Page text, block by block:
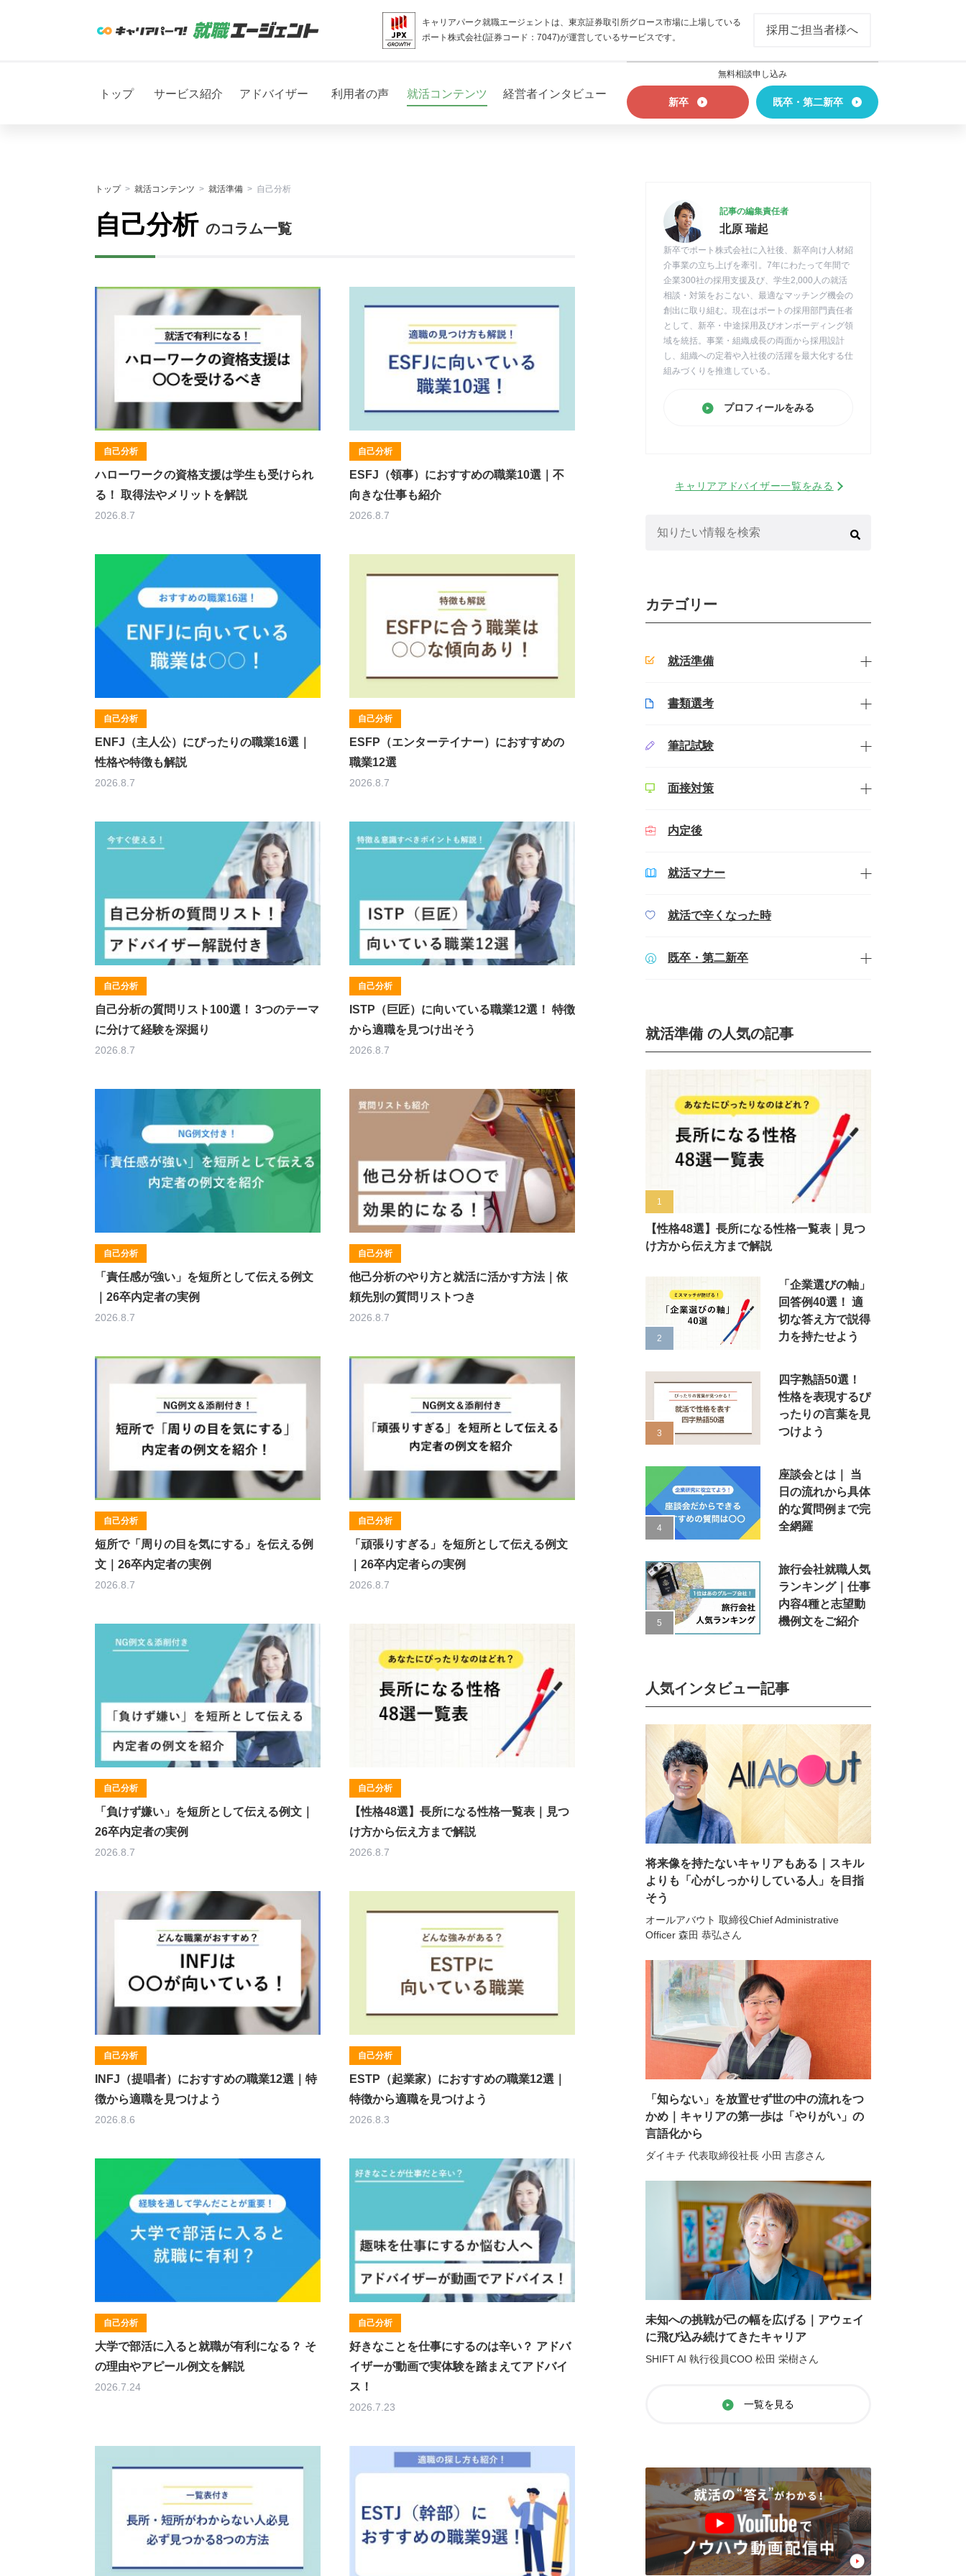
キャリアパーク就職エージェントは、東京証券取引所グロース市場に上場している
ポート株式会社(証券コード：7047)が運営しているサービスです。
採用ご担当者様へ
トップ サービス紹介 アドバイザー 利用者の声 就活コンテンツ 経営者インタビュー
無料相談申し込み
新卒 既卒・第二新卒
トップ 就活コンテンツ 就活準備 自己分析
自己分析 のコラム一覧
自己分析
ハローワークの資格支援は学生も受けられ
る！ 取得法やメリットを解説
2026.8.7
自己分析
ESFJ（領事）におすすめの職業10選｜不
向きな仕事も紹介
2026.8.7
自己分析
ENFJ（主人公）にぴったりの職業16選｜
性格や特徴も解説
2026.8.7
自己分析
ESFP（エンターテイナー）におすすめの
職業12選
2026.8.7
自己分析
自己分析の質問リスト100選！ 3つのテーマ
に分けて経験を深掘り
2026.8.7
自己分析
ISTP（巨匠）に向いている職業12選！ 特徴
から適職を見つけ出そう
2026.8.7
自己分析
「責任感が強い」を短所として伝える例文
｜26卒内定者の実例
2026.8.7
自己分析
他己分析のやり方と就活に活かす方法｜依
頼先別の質問リストつき
2026.8.7
自己分析
短所で「周りの目を気にする」を伝える例
文｜26卒内定者の実例
2026.8.7
自己分析
「頑張りすぎる」を短所として伝える例文
｜26卒内定者らの実例
2026.8.7
自己分析
「負けず嫌い」を短所として伝える例文｜
26卒内定者の実例
2026.8.7
自己分析
【性格48選】長所になる性格一覧表｜見つ
け方から伝え方まで解説
2026.8.7
自己分析
INFJ（提唱者）におすすめの職業12選｜特
徴から適職を見つけよう
2026.8.6
自己分析
ESTP（起業家）におすすめの職業12選｜
特徴から適職を見つけよう
2026.8.3
自己分析
大学で部活に入ると就職が有利になる？ そ
の理由やアピール例文を解説
2026.7.24
自己分析
好きなことを仕事にするのは辛い？ アドバ
イザーが動画で実体験を踏まえてアドバイ
ス！
2026.7.23
記事の編集責任者
北原 瑞起
新卒でポート株式会社に入社後、新卒向け人材紹
介事業の立ち上げを牽引。7年にわたって年間で
企業300社の採用支援及び、学生2,000人の就活
相談・対策をおこない、最適なマッチング機会の
創出に取り組む。現在はポートの採用部門責任者
として、新卒・中途採用及びオンボーディング領
域を統括。事業・組織成長の両面から採用設計
し、組織への定着や入社後の活躍を最大化する仕
組みづくりを推進している。
プロフィールをみる
キャリアアドバイザー一覧をみる
カテゴリー
就活準備
書類選考
筆記試験
面接対策
内定後
就活マナー
就活で辛くなった時
既卒・第二新卒
就活準備 の人気の記事
【性格48選】長所になる性格一覧表｜見つ
け方から伝え方まで解説
「企業選びの軸」
回答例40選！ 適
切な答え方で説得
力を持たせよう
四字熟語50選！
性格を表現するぴ
ったりの言葉を見
つけよう
座談会とは｜ 当
日の流れから具体
的な質問例まで完
全網羅
旅行会社就職人気
ランキング｜仕事
内容4種と志望動
機例文をご紹介
人気インタビュー記事
将来像を持たないキャリアもある｜スキル
よりも「心がしっかりしている人」を目指
そう
オールアバウト 取締役Chief Administrative
Officer 森田 恭弘さん
「知らない」を放置せず世の中の流れをつ
かめ｜キャリアの第一歩は「やりがい」の
言語化から
ダイキチ 代表取締役社長 小田 吉彦さん
未知への挑戦が己の幅を広げる｜アウェイ
に飛び込み続けてきたキャリア
SHIFT AI 執行役員COO 松田 栄樹さん
一覧を見る